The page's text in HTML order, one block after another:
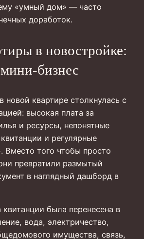
«умный дом» — часто
доработок.
в новостройке:
бизнес
новой квартире столкнулась с
высокая плата за
и ресурсы, непонятные
и регулярные
Вместо того чтобы просто
превратили размытый
в наглядный дашборд в
была перенесена в
вода, электричество,
имущества, связь,